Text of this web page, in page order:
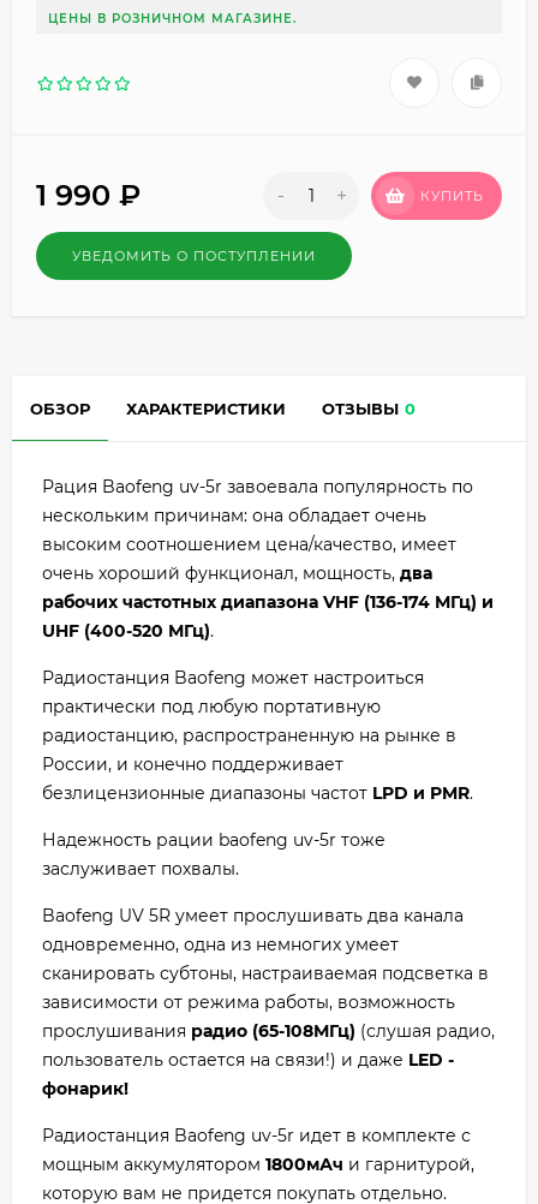
ЦЕНЫ В РОЗНИЧНОМ МАГАЗИНЕ.
1 990 ₽ - + КУПИТЬ
УВЕДОМИТЬ О ПОСТУПЛЕНИИ
ОБЗОР ХАРАКТЕРИСТИКИ ОТЗЫВЫ 0
Рация Baofeng uv-5r завоевала популярность по
нескольким причинам: она обладает очень
высоким соотношением цена/качество, имеет
очень хороший функционал, мощность, два
рабочих частотных диапазона VHF (136-174 МГц) и
UHF (400-520 МГц).
Радиостанция Baofeng может настроиться
практически под любую портативную
радиостанцию, распространенную на рынке в
России, и конечно поддерживает
безлицензионные диапазоны частот LPD и PMR.
Надежность рации baofeng uv-5r тоже
заслуживает похвалы.
Baofeng UV 5R умеет прослушивать два канала
одновременно, одна из немногих умеет
сканировать субтоны, настраиваемая подсветка в
зависимости от режима работы, возможность
прослушивания радио (65-108МГц) (слушая радио,
пользователь остается на связи!) и даже LED -
фонарик!
Радиостанция Baofeng uv-5r идет в комплекте с
мощным аккумулятором 1800мАч и гарнитурой,
которую вам не придется покупать отдельно.